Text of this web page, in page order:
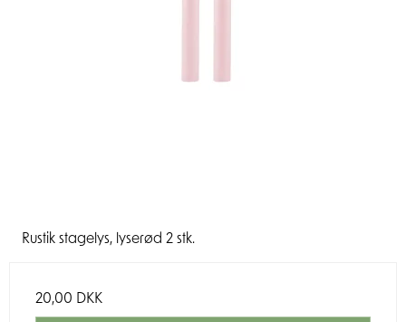
Rustik stagelys, lyserød 2 stk.
20,00 DKK